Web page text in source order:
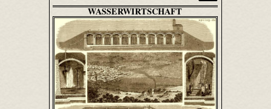
WASSERWIRTSCHAFT